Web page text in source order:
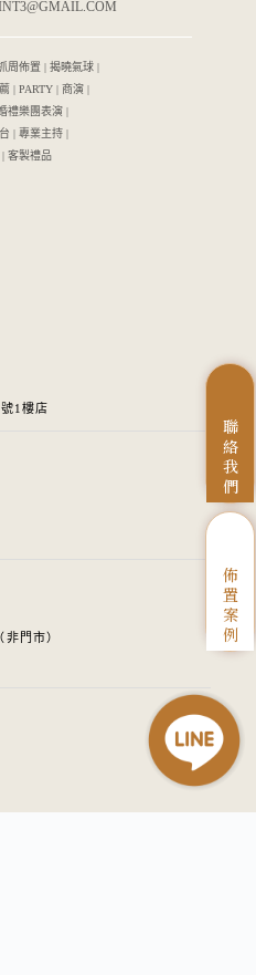
聯
絡
我
們
佈
置
案
例
周佈置 | 揭曉氣球 |
| PARTY | 商演 |
禮樂團表演 |
| 專業主持 |
客製禮品
1樓店
門市）